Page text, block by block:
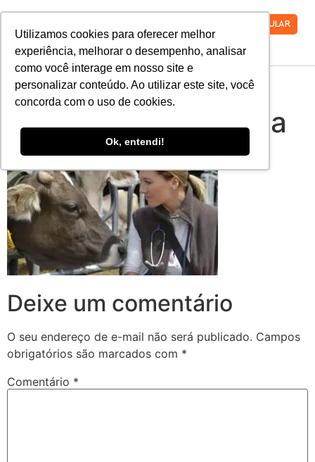
Utilizamos cookies para oferecer melhor
experiência, melhorar o desempenho, analisar
como você interage em nosso site e
personalizar conteúdo. Ao utilizar este site, você
concorda com o uso de cookies.
Ok, entendi!
VESTIBULAR
curso-graduacao-
medicina-veterinaria
Deixe um comentário
O seu endereço de e-mail não será publicado. Campos
obrigatórios são marcados com *
Comentário *